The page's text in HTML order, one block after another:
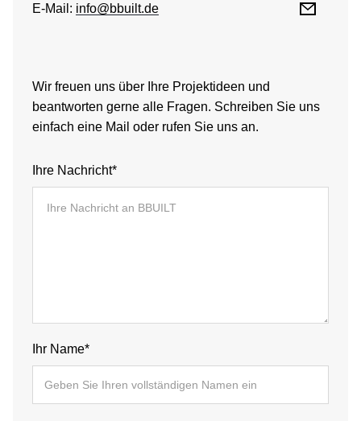
Wir freuen uns über Ihre Projektideen und
beantworten gerne alle Fragen. Schreiben Sie uns
einfach eine Mail oder rufen Sie uns an.
Ihre Nachricht*
Ihr Name*
E-Mail: info@bbuilt.de